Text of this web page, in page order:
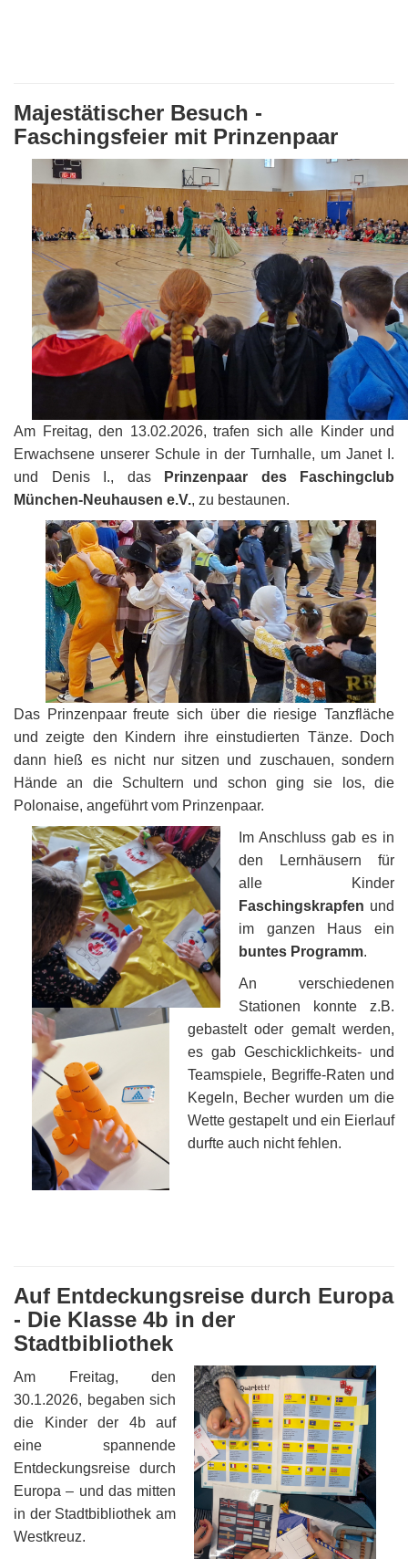
Majestätischer Besuch -
Faschingsfeier mit Prinzenpaar
Am Freitag, den 13.02.2026, trafen sich alle Kinder und
Erwachsene unserer Schule in der Turnhalle, um Janet I.
und Denis I., das
Prinzenpaar des Faschingclub
München-Neuhausen e.V., zu bestaunen.
Das Prinzenpaar freute sich über die riesige Tanzfläche
und zeigte den Kindern ihre einstudierten Tänze. Doch
dann hieß es nicht nur sitzen und zuschauen, sondern
Hände an die Schultern und schon ging sie los, die
Polonaise, angeführt vom Prinzenpaar.
Im Anschluss gab es in
den Lernhäusern für
alle Kinder
Faschingskrapfen und
im ganzen Haus ein
buntes Programm.
An verschiedenen
Stationen konnte z.B.
gebastelt oder gemalt werden,
es gab Geschicklichkeits- und
Teamspiele, Begriffe-Raten und
Kegeln, Becher wurden um die
Wette gestapelt und ein Eierlauf
durfte auch nicht fehlen.
Auf Entdeckungsreise durch Europa
- Die Klasse 4b in der
Stadtbibliothek
Am Freitag, den
30.1.2026, begaben sich
die Kinder der 4b auf
eine spannende
Entdeckungsreise durch
Europa – und das mitten
in der Stadtbibliothek am
Westkreuz.